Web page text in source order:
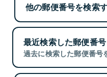
他の郵便番号を検索
最近検索した郵便番号
過去に検索した郵便番号